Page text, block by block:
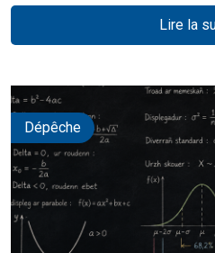
Lire la
Dépêche